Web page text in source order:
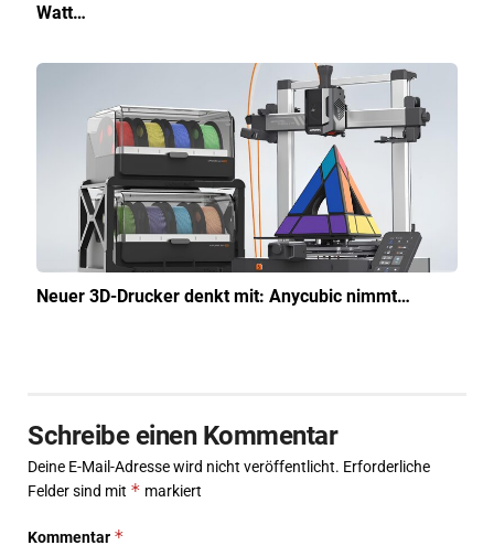
Watt…
Neuer 3D-Drucker denkt mit: Anycubic nimmt…
Schreibe einen Kommentar
Deine E-Mail-Adresse wird nicht veröffentlicht. Erforderliche
Felder sind mit * markiert
Kommentar *